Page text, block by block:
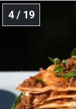
4 / 19